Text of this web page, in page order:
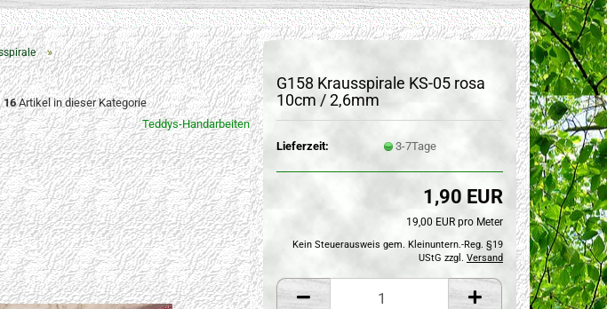
»
16Artikel in dieser Kategorie
Teddys-Handarbeiten
G158 Krausspirale KS-05 rosa
10cm / 2,6mm
Lieferzeit: 3-7Tage
1,90 EUR
19,00 EUR pro Meter
Kein Steuerausweis gem. Kleinuntern.-Reg. §19
UStG zzgl. Versand